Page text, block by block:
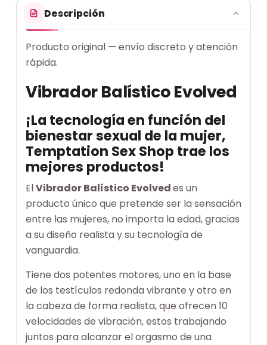
Descripción
Producto original — envío discreto y atención
rápida.
Vibrador Balístico Evolved
¡La tecnología en función del
bienestar sexual de la mujer,
Temptation Sex Shop trae los
mejores productos!
ElVibrador Balístico Evolvedes un
producto único que pretende ser la sensación
entre las mujeres, no importa la edad, gracias
a su diseño realista y su tecnología de
vanguardia.
Tiene dos potentes motores, uno en la base
de los testículos redonda vibrante y otro en
la cabeza de forma realista, que ofrecen 10
velocidades de vibración, estos trabajando
juntos para alcanzar el orgasmo de una